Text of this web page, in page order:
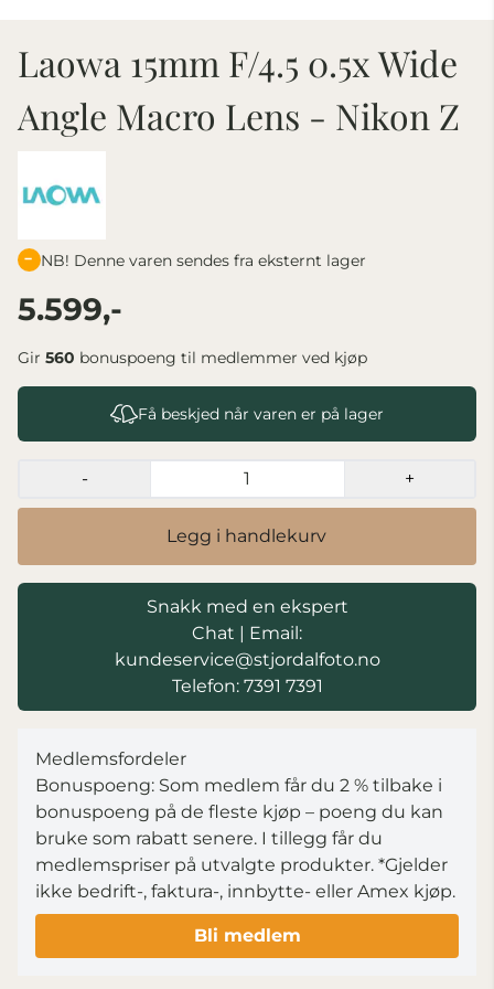
Laowa 15mm F/4.5 0.5x Wide
Angle Macro Lens - Nikon Z
NB! Denne varen sendes fra eksternt lager
5.599,-
Gir 560 bonuspoeng til medlemmer ved kjøp
Få beskjed når varen er på lager
- +
Legg i handlekurv
Snakk med en ekspert
Chat | Email:
kundeservice@stjordalfoto.no
Telefon: 7391 7391
Medlemsfordeler
Bonuspoeng: Som medlem får du 2 % tilbake i
bonuspoeng på de fleste kjøp – poeng du kan
bruke som rabatt senere. I tillegg får du
medlemspriser på utvalgte produkter. *Gjelder
ikke bedrift-, faktura-, innbytte- eller Amex kjøp.
Bli medlem